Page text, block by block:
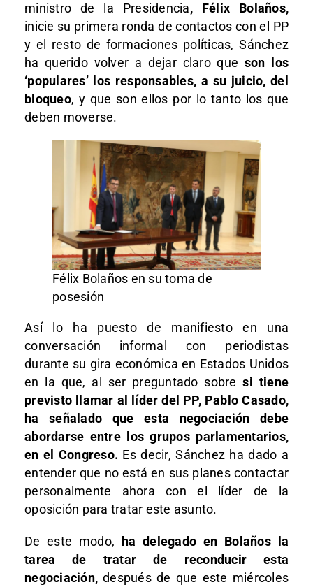
ministro de la Presidencia, Félix Bolaños,
inicie su primera ronda de contactos con el PP
y el resto de formaciones políticas, Sánchez
ha querido volver a dejar claro que son los
‘populares’ los responsables, a su juicio, del
bloqueo, y que son ellos por lo tanto los que
deben moverse.
Félix Bolaños en su toma de
posesión
Así lo ha puesto de manifiesto en una
conversación informal con periodistas
durante su gira económica en Estados Unidos
en la que, al ser preguntado sobresi tiene
previsto llamar al líder del PP, Pablo Casado,
ha señalado que esta negociación debe
abordarse entre los grupos parlamentarios,
en el Congreso. Es decir, Sánchez ha dado a
entender que no está en sus planes contactar
personalmente ahora con el líder de la
oposición para tratar este asunto.
De este modo, ha delegado en Bolaños la
tarea de tratar de reconducir esta
negociación,después de que este miércoles